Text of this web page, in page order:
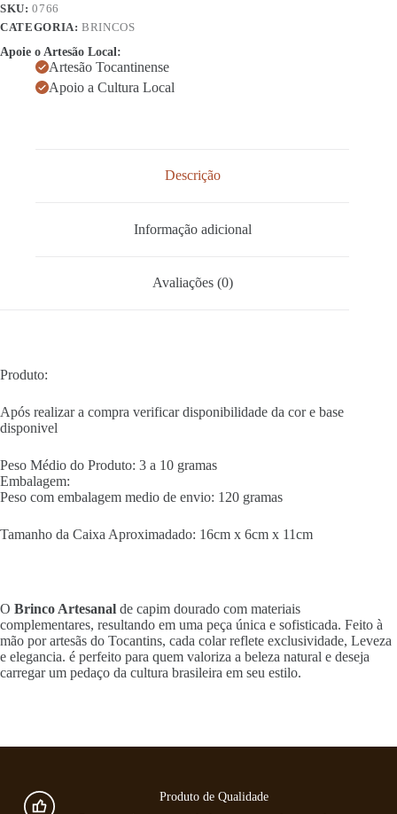
SKU:0766
CATEGORIA:BRINCOS
Apoie o Artesão Local:
Artesão Tocantinense
Apoio a Cultura Local
Descrição
Informação adicional
Avaliações (0)
Produto:
Após realizar a compra verificar disponibilidade da cor e base
disponivel
Peso Médio do Produto: 3 a 10 gramas
Embalagem:
Peso com embalagem medio de envio: 120 gramas
Tamanho da Caixa Aproximadado: 16cm x 6cm x 11cm
O Brinco Artesanal de capim dourado com materiais
complementares, resultando em uma peça única e sofisticada. Feito à
mão por artesãs do Tocantins, cada colar reflete exclusividade, Leveza
e elegancia. é perfeito para quem valoriza a beleza natural e deseja
carregar um pedaço da cultura brasileira em seu estilo.
Produto de Qualidade